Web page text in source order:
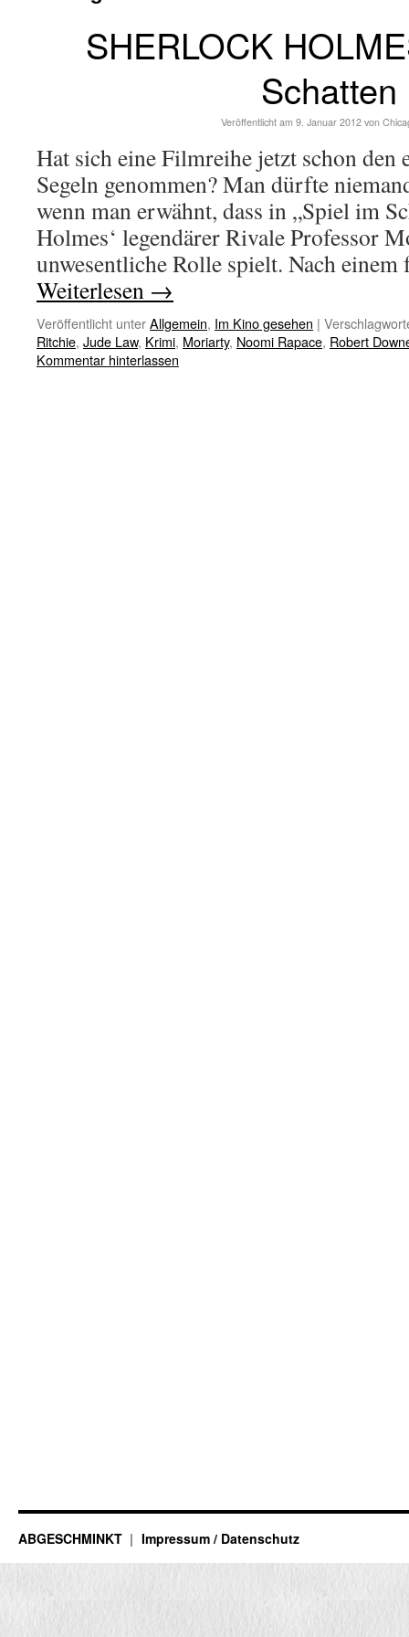
SHERLOCK
Schatten
Veröffentlicht am 9. Januar 2012 von
Hat sich eine Filmreihe jetzt schon den
Segeln genommen? Man dürfte
wenn man erwähnt, dass in „Spiel im
Holmes‘ legendärer Rivale Professor
unwesentliche Rolle spielt. Nach
Weiterlesen →
Veröffentlicht unterAllgemein, Im Kino gesehen |
Ritchie, Jude Law, Krimi, Moriarty, Noomi Rapace, Robert
Kommentar hinterlassen
ABGESCHMINKT Impressum / Datenschutz